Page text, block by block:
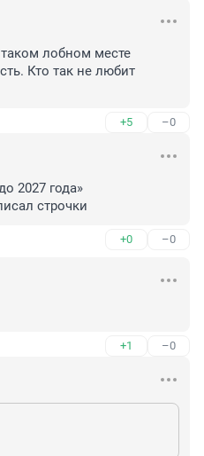
лобном месте
Кто так не любит
+5 –0
2027 года»
строчки
+0 –0
+1 –0